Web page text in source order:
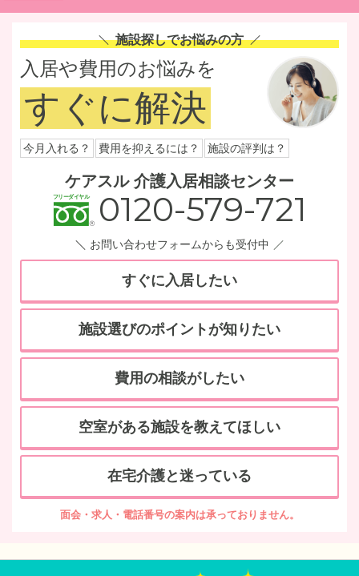
施設探しでお悩みの方
入居や費用のお悩みを
すぐに解決
今月入れる？ 費用を抑えるには？ 施設の評判は？
ケアスル 介護入居相談センター
0120-579-721
お問い合わせフォームからも受付中
すぐに入居したい
施設選びのポイントが知りたい
費用の相談がしたい
空室がある施設を教えてほしい
在宅介護と迷っている
面会・求人・電話番号の案内は承っておりません。